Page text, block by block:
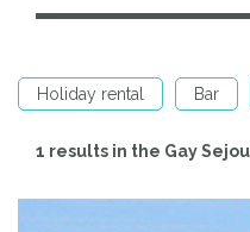
Holiday rental Bar
1 results in the Gay